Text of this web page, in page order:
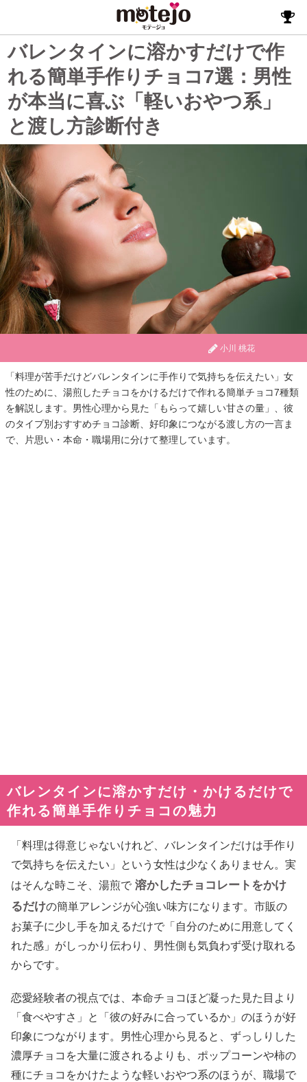
バレンタインに溶かすだけで作
れる簡単手作りチョコ7選：男性
が本当に喜ぶ「軽いおやつ系」
と渡し方診断付き
小川 桃花
「料理が苦手だけどバレンタインに手作りで気持ちを伝えたい」女
性のために、湯煎したチョコをかけるだけで作れる簡単チョコ7種類
を解説します。男性心理から見た「もらって嬉しい甘さの量」、彼
のタイプ別おすすめチョコ診断、好印象につながる渡し方の一言ま
で、片思い・本命・職場用に分けて整理しています。
バレンタインに溶かすだけ・かけるだけで
作れる簡単手作りチョコの魅力
「料理は得意じゃないけれど、バレンタインだけは手作り
で気持ちを伝えたい」という女性は少なくありません。実
はそんな時こそ、湯煎で 溶かしたチョコレートをかけ
るだけの簡単アレンジが心強い味方になります。市販の
お菓子に少し手を加えるだけで「自分のために用意してく
れた感」がしっかり伝わり、男性側も気負わず受け取れる
からです。
恋愛経験者の視点では、本命チョコほど凝った見た目より
「食べやすさ」と「彼の好みに合っているか」のほうが好
印象につながります。男性心理から見ると、ずっしりした
濃厚チョコを大量に渡されるよりも、ポップコーンや柿の
種にチョコをかけたような軽いおやつ系のほうが、職場で